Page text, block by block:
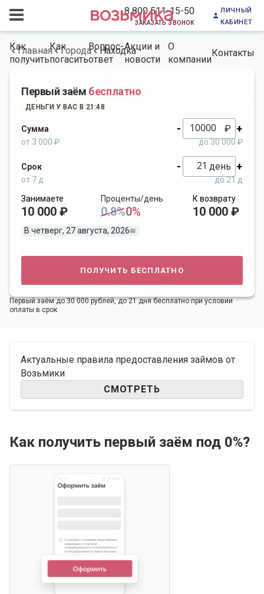
8 800 511-15-50
заказать звонок
личный
кабинет
Как
получить
Как
погасить
Вопрос-
ответ
Акции и
новости
О
компании
Контакты
Главная Города Находка
Первый заём бесплатно
ДЕНЬГИ У ВАС В 21:48
Сумма - ₽ +
от 3 000 ₽ до 30 000 ₽
Срок - день +
от 7 д
до 21 д
Занимаете
10 000 ₽
Проценты/день
0.8%0%
К возврату
10 000 ₽
В четверг, 27 августа, 2026
получить бесплатно
Первый заём до 30 000 рублей, до 21 дня бесплатно при условии
оплаты в срок
Актуальные правила предоставления займов от
Возьмики
СМОТРЕТЬ
Как получить первый заём под 0%?